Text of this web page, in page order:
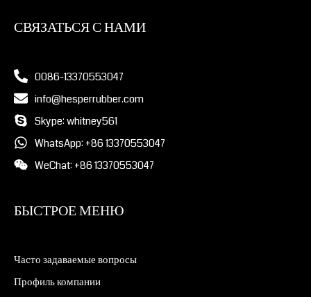
СВЯЗАТЬСЯ С НАМИ
0086-13370553047
info@hesperrubber.com
Skype: whitney561
WhatsApp: +86 13370553047
WeChat: +86 13370553047
БЫСТРОЕ МЕНЮ
Часто задаваемые вопросы
Профиль компании